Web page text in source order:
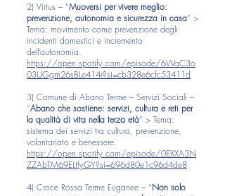
2) Virtus – “Muoversi per vivere meglio:
prevenzione, autonomia e sicurezza in casa” >
Tema: movimento come prevenzione degli
incidenti domestici e incremento
dell’autonomia.
https://open.spotify.com/episode/6WaC3o
03UGgm26sBLe414r?si=cb328e6cfc53411d
3) Comune di Abano Terme – Servizi Sociali –
“Abano che sostiene: servizi, cultura e reti per
la qualità di vita nella terza età” > Tema:
sistema dei servizi tra cultura, prevenzione,
volontariato e benessere.
https://open.spotify.com/episode/0EXXA3N
ZZAbTM69ELtfyGY?si=696d80e1c96d4de8
4) Croce Rossa Terme Euganee – “Non solo